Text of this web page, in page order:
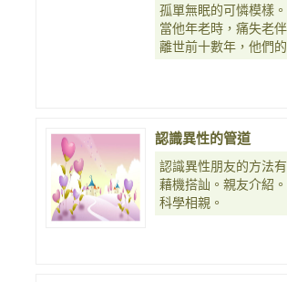
孤單無眠的可憐模樣。
當他年老時，痛失老
離世前十數年，他們
認識異性的管道
認識異性朋友的方法
藉機搭訕。親友介紹
科學相親。